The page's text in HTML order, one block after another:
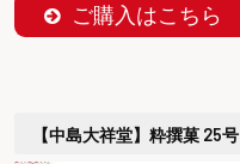
ご購入はこちら
【中島大祥堂】粋撰菓 25号